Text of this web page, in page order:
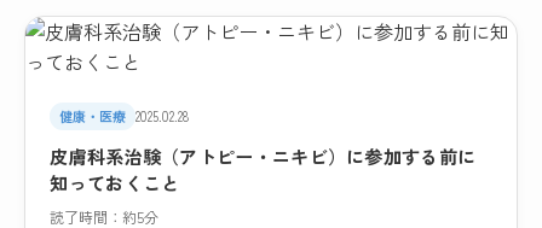
健康・医療 2025.02.28
皮膚科系治験（アトピー・ニキビ）に参加する前に
知っておくこと
読了時間：約5分